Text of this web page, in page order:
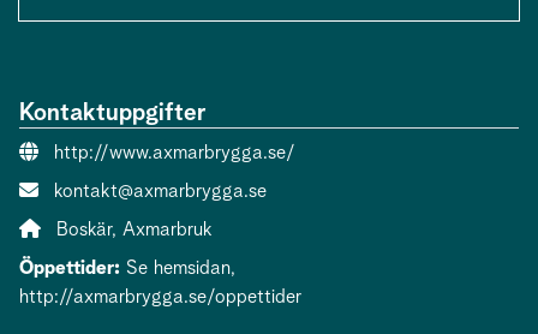
Kontaktuppgifter
Webbsida:
http://www.axmarbrygga.se/
E-post:
kontakt@axmarbrygga.se
Adress:
Boskär, Axmarbruk
Öppettider: Se hemsidan,
http://axmarbrygga.se/oppettider